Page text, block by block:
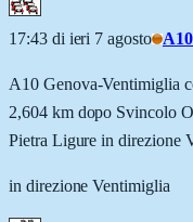
17:43 di ieri 7 agosto
A10 Genova-Ventimiglia
2,604 km dopo Svincolo
Pietra Ligure in direzione
in direzione Ventimiglia